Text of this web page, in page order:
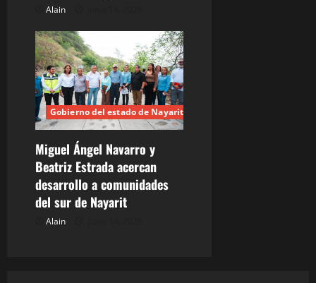
Alain
Gobierno del estado de Nayarit
Miguel Ángel Navarro y
Beatriz Estrada acercan
desarrollo a comunidades
del sur de Nayarit
Alain